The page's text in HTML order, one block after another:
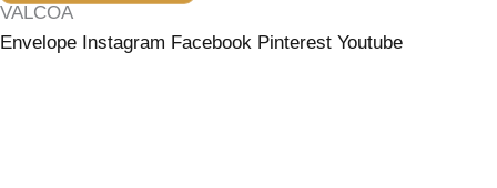
VALCOA
Envelope Instagram Facebook Pinterest Youtube